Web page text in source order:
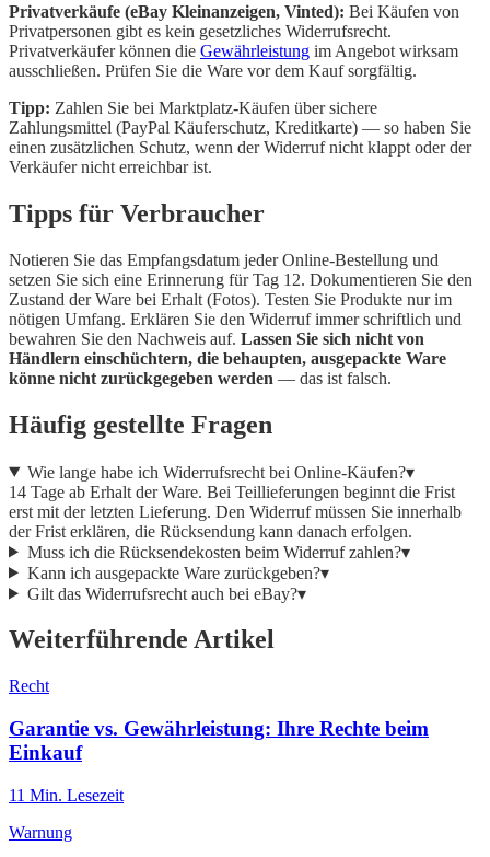
Privatverkäufe (eBay Kleinanzeigen, Vinted): Bei Käufen von
Privatpersonen gibt es kein gesetzliches Widerrufsrecht.
Privatverkäufer können die Gewährleistung im Angebot wirksam
ausschließen. Prüfen Sie die Ware vor dem Kauf sorgfältig.
Tipp: Zahlen Sie bei Marktplatz-Käufen über sichere
Zahlungsmittel (PayPal Käuferschutz, Kreditkarte) — so haben Sie
einen zusätzlichen Schutz, wenn der Widerruf nicht klappt oder der
Verkäufer nicht erreichbar ist.
Tipps für Verbraucher
Notieren Sie das Empfangsdatum jeder Online-Bestellung und
setzen Sie sich eine Erinnerung für Tag 12. Dokumentieren Sie den
Zustand der Ware bei Erhalt (Fotos). Testen Sie Produkte nur im
nötigen Umfang. Erklären Sie den Widerruf immer schriftlich und
bewahren Sie den Nachweis auf. Lassen Sie sich nicht von
Händlern einschüchtern, die behaupten, ausgepackte Ware
könne nicht zurückgegeben werden — das ist falsch.
Häufig gestellte Fragen
Wie lange habe ich Widerrufsrecht bei Online-Käufen?▾
14 Tage ab Erhalt der Ware. Bei Teillieferungen beginnt die Frist
erst mit der letzten Lieferung. Den Widerruf müssen Sie innerhalb
der Frist erklären, die Rücksendung kann danach erfolgen.
Muss ich die Rücksendekosten beim Widerruf zahlen?▾
Kann ich ausgepackte Ware zurückgeben?▾
Gilt das Widerrufsrecht auch bei eBay?▾
Weiterführende Artikel
Recht
Garantie vs. Gewährleistung: Ihre Rechte beim
Einkauf
11 Min. Lesezeit
Warnung